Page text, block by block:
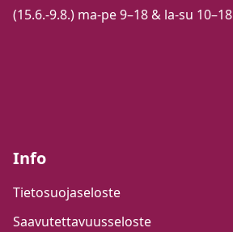
(15.6.-9.8.) ma-pe 9–18 & la-su 10–18
Info
Tietosuojaseloste
Saavutettavuusseloste